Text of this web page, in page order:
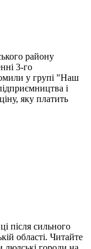
району
3-го
у групі "Наш
і
яку платить
після сильного
області. Читайте